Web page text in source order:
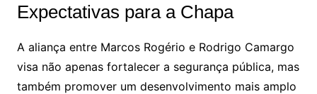
Expectativas para a Chapa
A aliança entre Marcos Rogério e Rodrigo Camargo
visa não apenas fortalecer a segurança pública, mas
também promover um desenvolvimento mais amplo